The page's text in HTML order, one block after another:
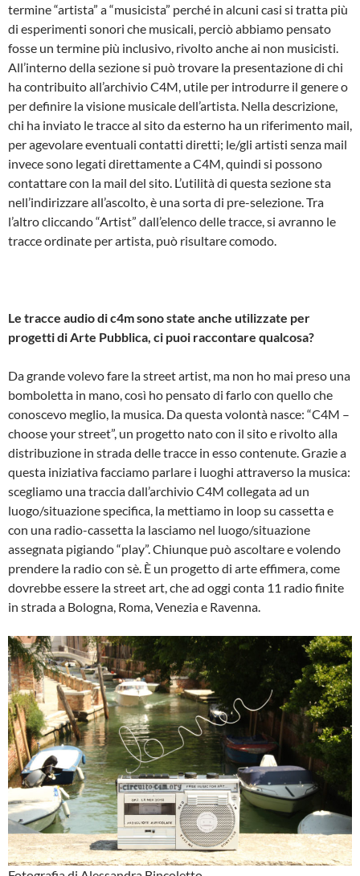
termine “artista” a “musicista” perché in alcuni casi si tratta più
di esperimenti sonori che musicali, perciò abbiamo pensato
fosse un termine più inclusivo, rivolto anche ai non musicisti.
All’interno della sezione si può trovare la presentazione di chi
ha contribuito all’archivio C4M, utile per introdurre il genere o
per definire la visione musicale dell’artista. Nella descrizione,
chi ha inviato le tracce al sito da esterno ha un riferimento mail,
per agevolare eventuali contatti diretti; le/gli artisti senza mail
invece sono legati direttamente a C4M, quindi si possono
contattare con la mail del sito. L’utilità di questa sezione sta
nell’indirizzare all’ascolto, è una sorta di pre-selezione. Tra
l’altro cliccando “Artist” dall’elenco delle tracce, si avranno le
tracce ordinate per artista, può risultare comodo.
Le tracce audio di c4m sono state anche utilizzate per
progetti di Arte Pubblica, ci puoi raccontare qualcosa?
Da grande volevo fare la street artist, ma non ho mai preso una
bomboletta in mano, così ho pensato di farlo con quello che
conoscevo meglio, la musica. Da questa volontà nasce: “C4M –
choose your street”, un progetto nato con il sito e rivolto alla
distribuzione in strada delle tracce in esso contenute. Grazie a
questa iniziativa facciamo parlare i luoghi attraverso la musica:
scegliamo una traccia dall’archivio C4M collegata ad un
luogo/situazione specifica, la mettiamo in loop su cassetta e
con una radio-cassetta la lasciamo nel luogo/situazione
assegnata pigiando “play”. Chiunque può ascoltare e volendo
prendere la radio con sè. È un progetto di arte effimera, come
dovrebbe essere la street art, che ad oggi conta 11 radio finite
in strada a Bologna, Roma, Venezia e Ravenna.